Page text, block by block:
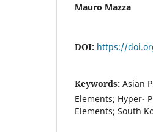
Mauro Mazza
DOI: https://
Keywords: Asian
Elements; Hyper-
Elements; South